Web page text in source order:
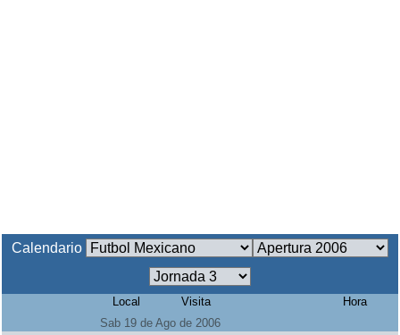
Calendario
Local Visita
Hora
Sab 19 de Ago de 2006